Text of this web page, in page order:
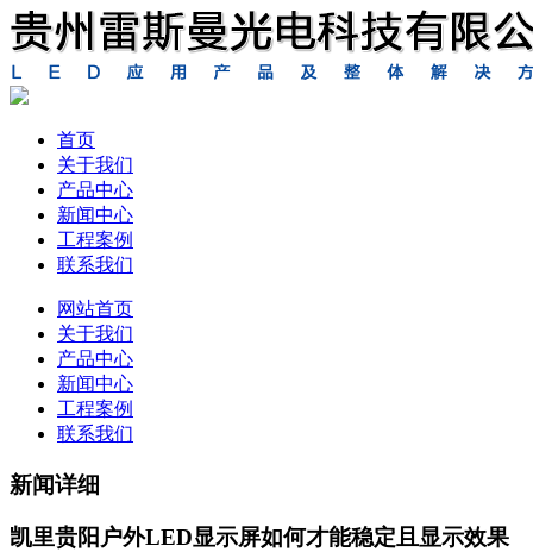
首页
关于我们
产品中心
新闻中心
工程案例
联系我们
网站首页
关于我们
产品中心
新闻中心
工程案例
联系我们
新闻详细
凯里贵阳户外LED显示屏如何才能稳定且显示效果